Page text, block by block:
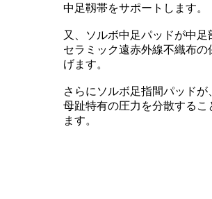
中足靱帯をサポートします。
又、ソルボ中足パッドが中
セラミック遠赤外線不織布
げます。
さらにソルボ足指間パッド
母趾特有の圧力を分散する
ます。